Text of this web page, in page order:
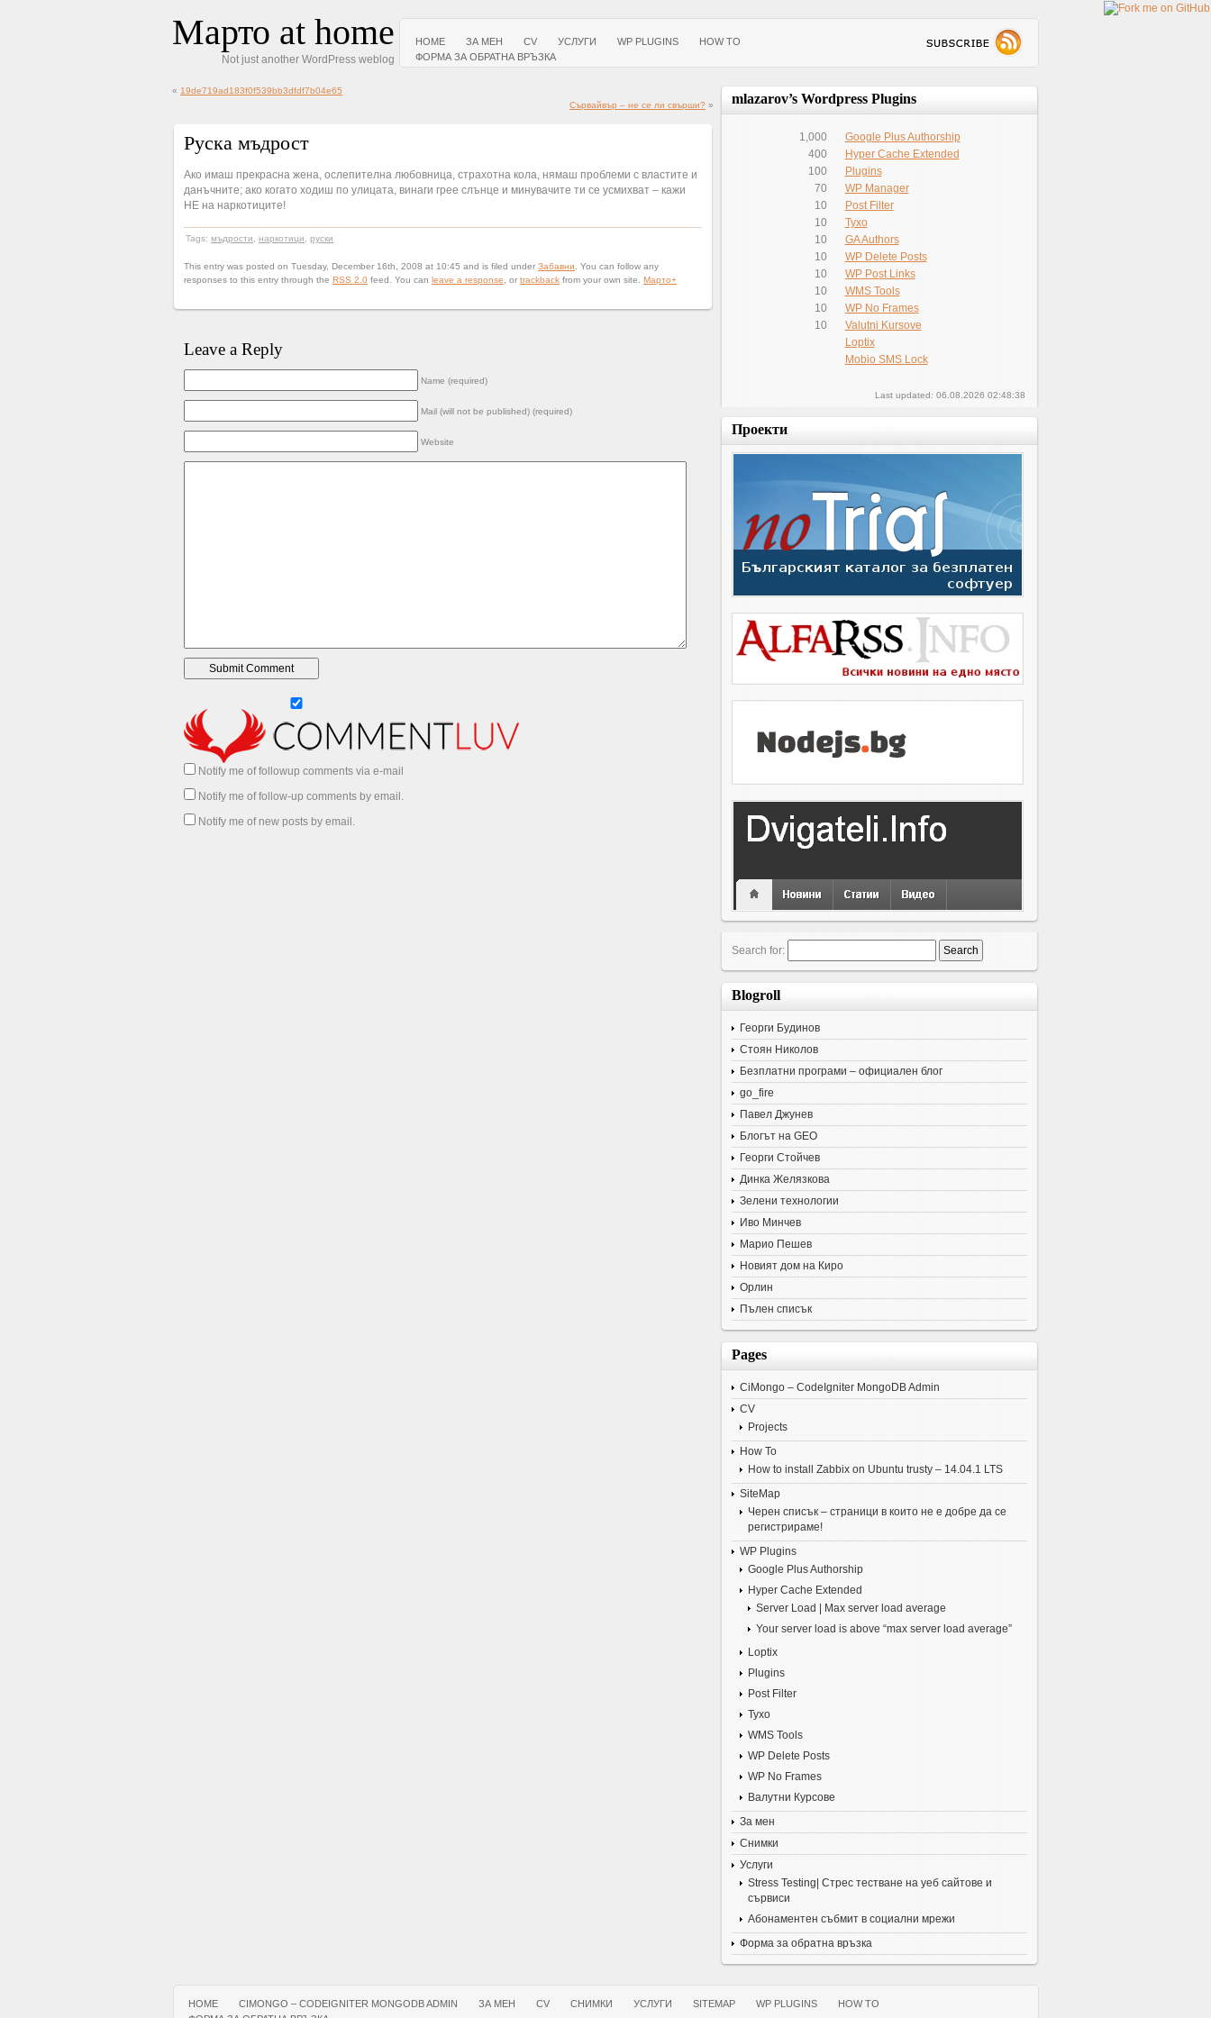
Марто at home
Not just another WordPress weblog
HOME ЗА МЕН CV УСЛУГИ WP PLUGINS
HOW TO
ФОРМА ЗА ОБРАТНА ВРЪЗКА
« 19de719ad183f0f539bb3dfdf7b04e65
Сървайвър – не се ли свърши? »
Руска мъдрост
Ако имаш прекрасна жена, ослепителна любовница, страхотна кола, нямаш проблеми с властите и
данъчните; ако когато ходиш по улицата, винаги грее слънце и минувачите ти се усмихват – кажи
НЕ на наркотиците!
Tags: мъдрости наркотици руски
This entry was posted on Tuesday, December 16th, 2008 at 10:45 and is filed under Забавни . You can follow any
responses to this entry through the RSS 2.0 feed. You can leave a response , or trackback from your own site. Марто+
Leave a Reply
Name (required)
Mail (will not be published) (required)
Website
Notify me of followup comments via e-mail
Notify me of follow-up comments by email.
Notify me of new posts by email.
mlazarov’s Wordpress Plugins
1,000
Google Plus Authorship
400
Hyper Cache Extended
100
Plugins
70
WP Manager
10
Post Filter
10
Tyxo
10
GA Authors
10
WP Delete Posts
10
WP Post Links
10
WMS Tools
10
WP No Frames
10
Valutni Kursove
Loptix
Mobio SMS Lock
Last updated: 06.08.2026 02:48:38
Проекти
Search for:
Blogroll
Георги Будинов
Стоян Николов
Безплатни програми – официален блог
go_fire
Павел Джунев
Блогът на GEO
Георги Стойчев
Динка Желязкова
Зелени технологии
Иво Минчев
Марио Пешев
Новият дом на Киро
Орлин
Пълен списък
Pages
CiMongo – CodeIgniter MongoDB Admin
CV
Projects
How To
How to install Zabbix on Ubuntu trusty – 14.04.1 LTS
SiteMap
Черен списък – страници в които не е добре да се
регистрираме!
WP Plugins
Google Plus Authorship
Hyper Cache Extended
Server Load | Max server load average
Your server load is above “max server load average”
Loptix
Plugins
Post Filter
Tyxo
WMS Tools
WP Delete Posts
WP No Frames
Валутни Курсове
За мен
Снимки
Услуги
Stress Testing| Стрес тестване на уеб сайтове и
сървиси
Абонаментен събмит в социални мрежи
Форма за обратна връзка
HOME CIMONGO – CODEIGNITER MONGODB ADMIN ЗА МЕН CV СНИМКИ УСЛУГИ SITEMAP WP PLUGINS
HOW TO